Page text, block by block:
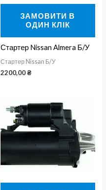
ЗАМОВИТИ В
ОДИН КЛІК
Стартер Nissan Almera Б/У
Стартер Nissan Б/У
2200,00₴